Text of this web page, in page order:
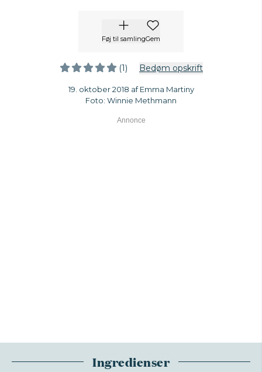
Føj til samlingGem
(1) Bedøm opskrift
19. oktober 2018 af Emma Martiny
Foto: Winnie Methmann
Ingredienser